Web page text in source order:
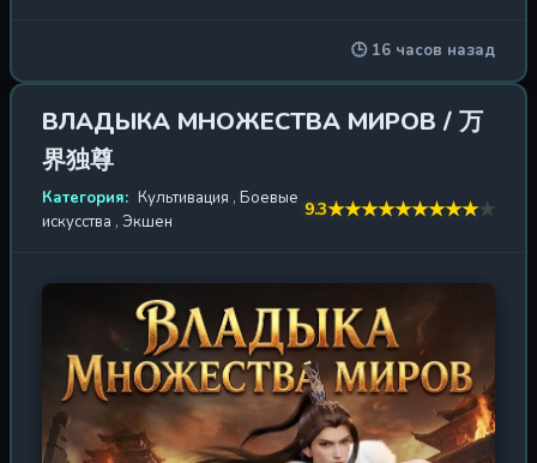
Обычный юноша, чья судьба изменилась в один миг,
когда древняя печать, сковывающая его истинную
природу, была разрушена. С этого момента началось
его восхождение — тернистый путь от презренного
смертного до того, кто осмелится бросить вызов самим
небесам. 'День моего вознесения' — это история о
преодолении, о цене силы и о том, что истинная
интриги, а древние звери пробуждаются после
тысячелетнего сна, наш герой должен научиться не
только сражаться, но и выживать. Каждая встреча —
это испытание, каждая техника — шаг к могуществу,
каждый враг — возможность стать сильнее. Он будет
падать, раз за разом поднимаясь из праха. Он будет
терять, чтобы обрести нечто большее. Его дух
🕒 16 часов назад
ВЛАДЫКА МНОЖЕСТВА МИРОВ / 万
界独尊
Категория: Культивация , Боевые
искусства , Экшен
9.3★★★★★★★★★★